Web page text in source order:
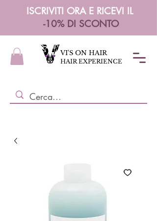
ISCRIVITI ORA E RICEVI IL
-10% DI SCONTO
HAIR EXPERIENCE
VI'S ON HAIR